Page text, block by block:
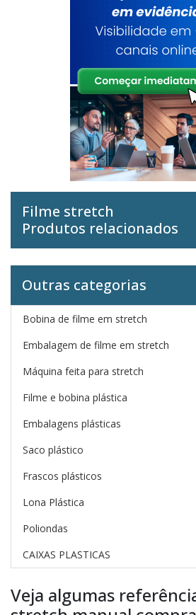
Filme stretch
Produtos relacionados
Outras categorias
Bobina de filme em stretch
Embalagem de filme em stretch
Máquina feita para stretch
Filme e bobina plástica
Embalagens plásticas
Saco plástico
Frascos plásticos
Lona Plástica
Poliondas
CAIXAS PLASTICAS
Veja algumas